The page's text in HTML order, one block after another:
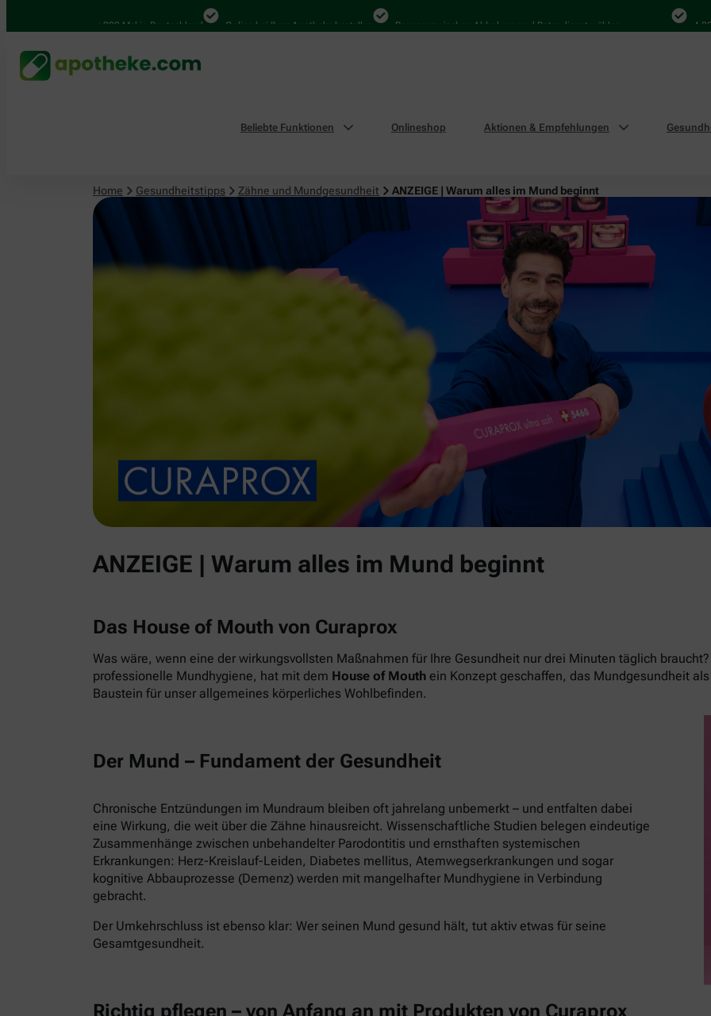
4.000 Mal in Deutschland Online bei Ihrer Apotheke bestellen Bequem zwischen Abholung und Botendienst wählen 4.000
Beliebte Funktionen Onlineshop Aktionen & Empfehlungen
Home Gesundheitstipps Zähne und Mundgesundheit ANZEIGE | Warum alles im Mund beginnt
ANZEIGE | Warum alles im Mund beginnt
Das House of Mouth von Curaprox
Was wäre, wenn eine der wirkungsvollsten Maßnahmen für Ihre Gesundheit nur drei Minuten täglich
professionelle Mundhygiene, hat mit dem House of Mouth ein Konzept geschaffen, das Mundgesundheit
Baustein für unser allgemeines körperliches Wohlbefinden.
Der Mund – Fundament der Gesundheit
Chronische Entzündungen im Mundraum bleiben oft jahrelang unbemerkt – und entfalten dabei
eine Wirkung, die weit über die Zähne hinausreicht. Wissenschaftliche Studien belegen eindeutige
Zusammenhänge zwischen unbehandelter Parodontitis und ernsthaften systemischen
Erkrankungen: Herz-Kreislauf-Leiden, Diabetes mellitus, Atemwegserkrankungen und sogar
kognitive Abbauprozesse (Demenz) werden mit mangelhafter Mundhygiene in Verbindung
gebracht.
Der Umkehrschluss ist ebenso klar: Wer seinen Mund gesund hält, tut aktiv etwas für seine
Gesamtgesundheit.
Richtig pflegen – von Anfang an mit Produkten von Curaprox